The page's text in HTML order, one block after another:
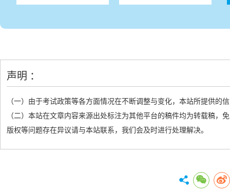
声明 ：
（一）由于考试政策等各方面情况在不断调整与变化，本站所提供的
（二）本站在文章内容来源出处标注为其他平台的稿件均为转载稿
版权等问题存在异议请与本站联系，我们会及时进行处理解决。